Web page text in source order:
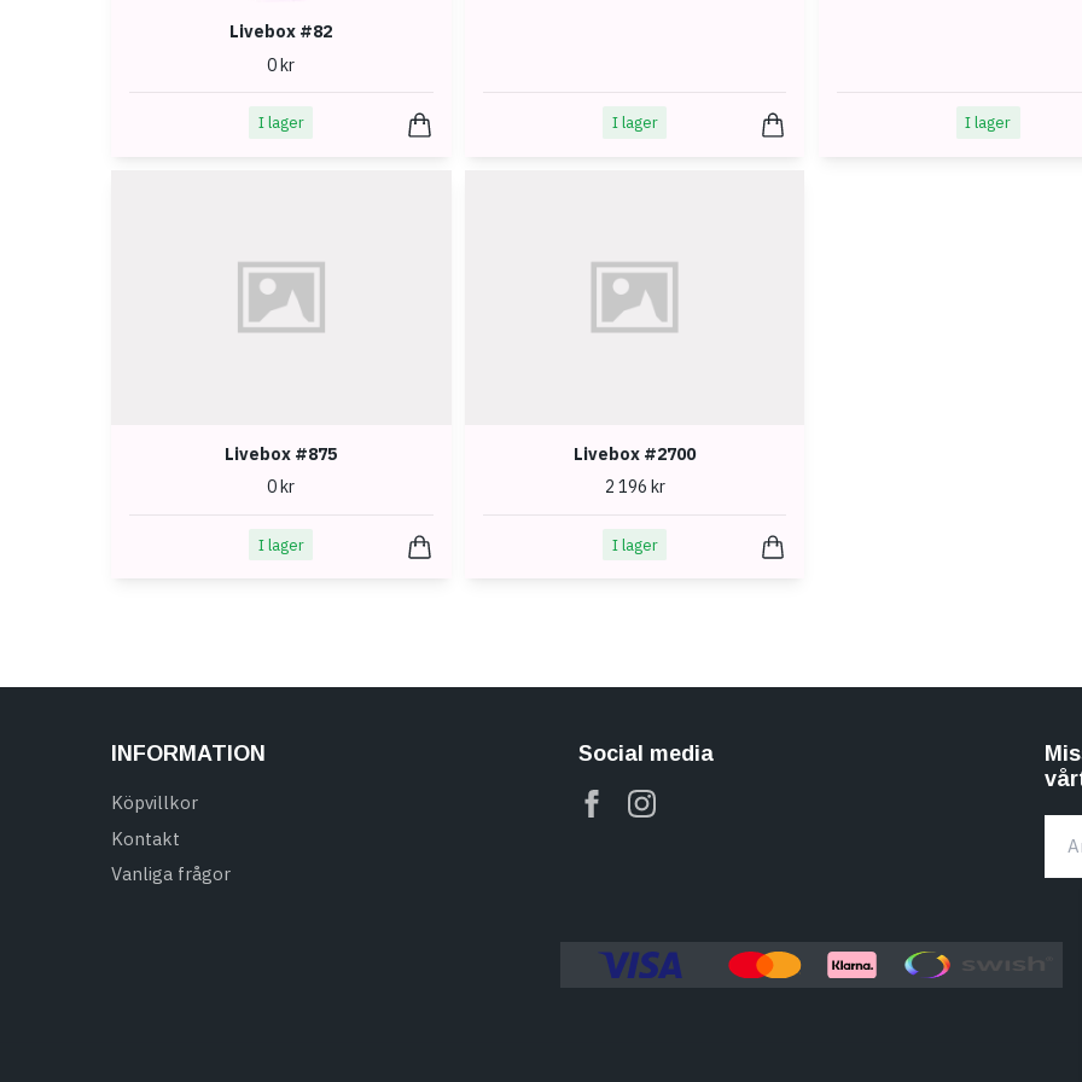
Livebox #82
0 kr
I lager I lager I lager
Livebox #875
0 kr
I lager
Livebox #2700
2 196 kr
I lager
INFORMATION
Köpvillkor
Kontakt
Vanliga frågor
Social media